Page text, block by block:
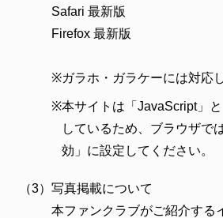
Safari 最新版
Firefox 最新版
※ガラホ・ガラケーには対応
※本サイトは「JavaScript」
しているため、ブラウザで
効」に設定してください。
（3） 写真掲載について
本ファンクラブがご紹介する